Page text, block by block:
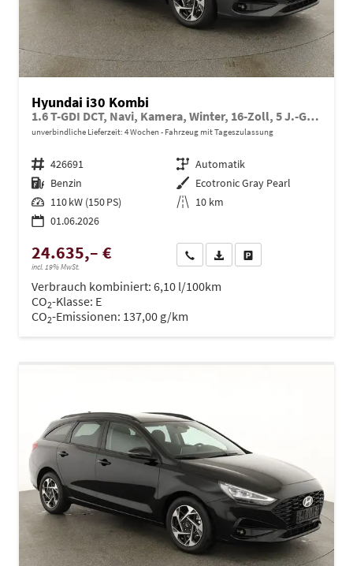
Hyundai i30 Kombi
1.6 T-GDI DCT, Navi, Kamera, Winter, 16-Zoll, 5 J.-Garantie
unverbindliche Lieferzeit: 4 Wochen Fahrzeug mit Tageszulassung
Fahrzeugnr. 426691 Getriebe Automatik
Kraftstoff Benzin Außenfarbe Ecotronic Gray Pearl
Leistung 110 kW (150 PS) Kilometerstand 10 km
01.06.2026
24.635,– €
incl. 19% MwSt.
Wir rufen Sie anPDF-Datei, Fahrzeugexposé
Verbrauch kombiniert: 6,10 l/100km
CO2-Klasse: E
CO2-Emissionen: 137,00 g/km